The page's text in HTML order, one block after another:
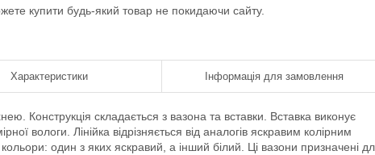
купити будь-який товар не покидаючи сайту.
Характеристики Інформація для замовлення
Конструкція складається з вазона та вставки. Вставка виконує
вологи. Лінійка відрізняється від аналогів яскравим колірним
один з яких яскравий, а інший білий. Ці вазони призначені